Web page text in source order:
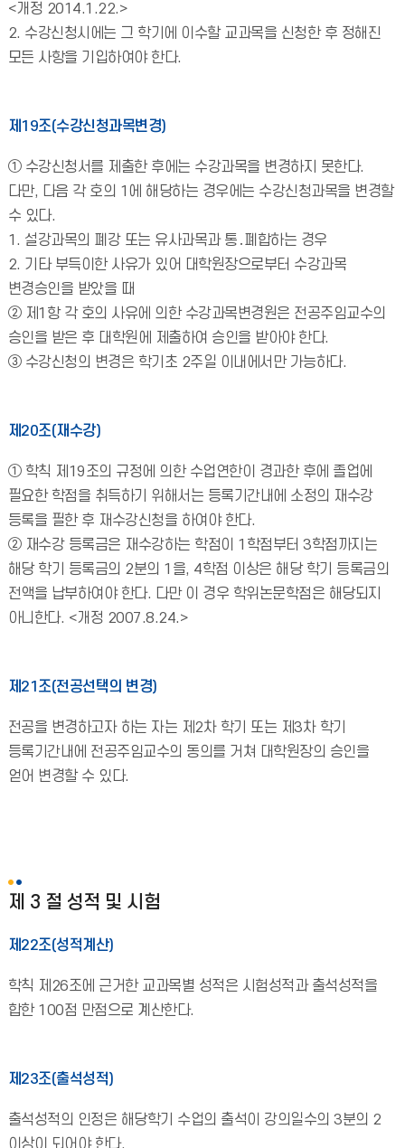
<개정 2014.1.22.>
2. 수강신청시에는 그 학기에 이수할 교과목을 신청한 후 정해진
모든 사항을 기입하여야 한다.
제19조(수강신청과목변경)
① 수강신청서를 제출한 후에는 수강과목을 변경하지 못한다.
다만, 다음 각 호의 1에 해당하는 경우에는 수강신청과목을 변경할
수 있다.
1. 설강과목의 폐강 또는 유사과목과 통․폐합하는 경우
2. 기타 부득이한 사유가 있어 대학원장으로부터 수강과목
변경승인을 받았을 때
② 제1항 각 호의 사유에 의한 수강과목변경원은 전공주임교수의
승인을 받은 후 대학원에 제출하여 승인을 받아야 한다.
③ 수강신청의 변경은 학기초 2주일 이내에서만 가능하다.
제20조(재수강)
① 학칙 제19조의 규정에 의한 수업연한이 경과한 후에 졸업에
필요한 학점을 취득하기 위해서는 등록기간내에 소정의 재수강
등록을 필한 후 재수강신청을 하여야 한다.
② 재수강 등록금은 재수강하는 학점이 1학점부터 3학점까지는
해당 학기 등록금의 2분의 1을, 4학점 이상은 해당 학기 등록금의
전액을 납부하여야 한다. 다만 이 경우 학위논문학점은 해당되지
아니한다. <개정 2007.8.24.>
제21조(전공선택의 변경)
전공을 변경하고자 하는 자는 제2차 학기 또는 제3차 학기
등록기간내에 전공주임교수의 동의를 거쳐 대학원장의 승인을
얻어 변경할 수 있다.
제 3 절 성적 및 시험
제22조(성적계산)
학칙 제26조에 근거한 교과목별 성적은 시험성적과 출석성적을
합한 100점 만점으로 계산한다.
제23조(출석성적)
출석성적의 인정은 해당학기 수업의 출석이 강의일수의 3분의 2
이상이 되어야 한다.